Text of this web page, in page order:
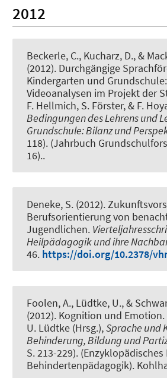
2012
Beckerle, C., Kucharz, D., &
(2012). Durchgängige
Kindergarten und
Videoanalysen im Projekt der
F. Hellmich, S. Förster, & F.
Bedingungen des Lehrens und
Grundschule: Bilanz und
118). (Jahrbuch
16)..
Deneke, S. (2012).
Berufsorientierung von
Jugendlichen.
Heilpädagogik und ihre
46. https://doi.org/10.2378/
Foolen, A., Lüdtke, U., &
(2012). Kognition und Emotion
U. Lüdtke (Hrsg.),Sprache und
Behinderung, Bildung und
S. 213-229).
Behindertenpädagogik).